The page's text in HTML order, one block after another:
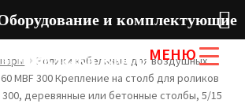
МЕНЮ
Ролики кабельные для воздушных
MBF 300 Крепление на столб для роликов
300, деревянные или бетонные столбы, 5/15
и комплектующие
прокладки кабеля